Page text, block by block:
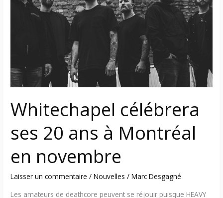
Whitechapel célébrera
ses 20 ans à Montréal
en novembre
Laisser un commentaire /Nouvelles /Marc Desgagné
Les amateurs de deathcore peuvent se réjouir puisque HEAVY
novembre